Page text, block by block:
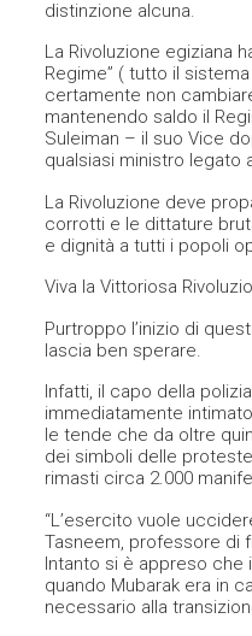
distinzione alcuna.
La Rivoluzione egiziana
Regime” ( tutto il
certamente non
mantenendo saldo il
Suleiman – il suo Vice
qualsiasi ministro
La Rivoluzione deve
corrotti e le dittature
e dignità a tutti i popoli
Viva la Vittoriosa
Purtroppo l’inizio di
lascia ben sperare.
Infatti, il capo della
immediatamente
le tende che da oltre
dei simboli delle
rimasti circa 2.000
“L’esercito vuole
Tasneem, professore di
Intanto si è appreso che
quando Mubarak era in
necessario alla